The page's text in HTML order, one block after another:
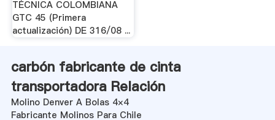
TÉCNICA COLOMBIANA
GTC 45 (Primera
actualización) DE 316/08 ...
carbón fabricante de cinta
transportadora Relación
Molino Denver A Bolas 4×4
Fabricante Molinos Para Chile